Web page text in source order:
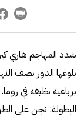
شدد المهاجم هاري
بلوغها الدور نصف
برباعية نظيفة في
البطولة: نجن على